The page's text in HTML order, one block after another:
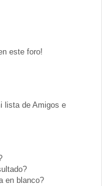
este foro!
lista de Amigos e
en blanco?